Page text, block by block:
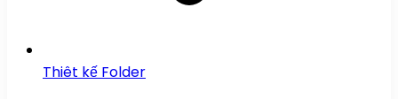
Thiêt kế Folder